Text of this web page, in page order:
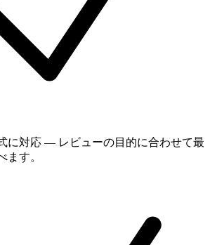
に対応 — レビューの目的に合わせて最
ます。